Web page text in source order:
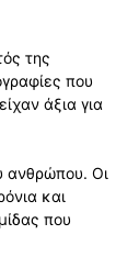
της
που
άξια για
ανθρώπου. Οι
και
που